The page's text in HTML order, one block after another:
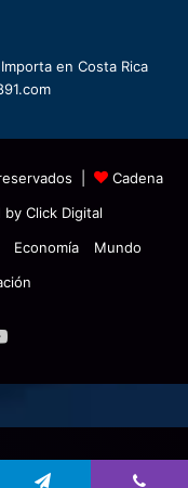
en Costa Rica
|
Cadena
by Click Digital
Economía
Mundo
YouTube